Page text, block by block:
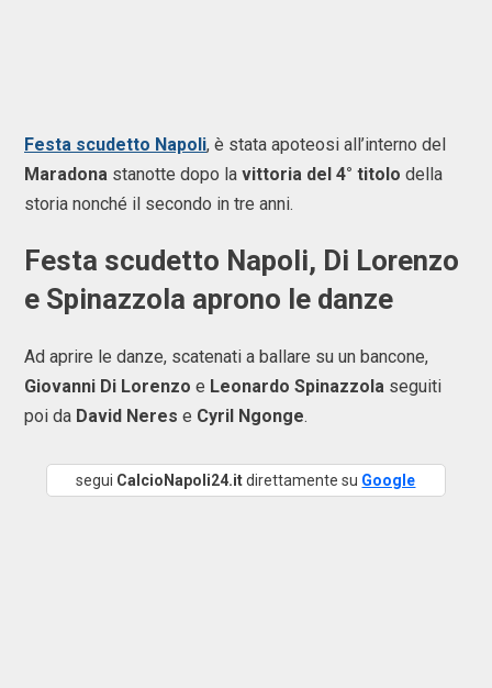
Festa scudetto Napoli, è stata apoteosi all’interno del
Maradona stanotte dopo la vittoria del 4° titolo della
storia nonché il secondo in tre anni.
Festa scudetto Napoli, Di Lorenzo
e Spinazzola aprono le danze
Ad aprire le danze, scatenati a ballare su un bancone,
Giovanni Di Lorenzo e Leonardo Spinazzola seguiti
poi da David Neres e Cyril Ngonge.
segui CalcioNapoli24.itdirettamente su Google